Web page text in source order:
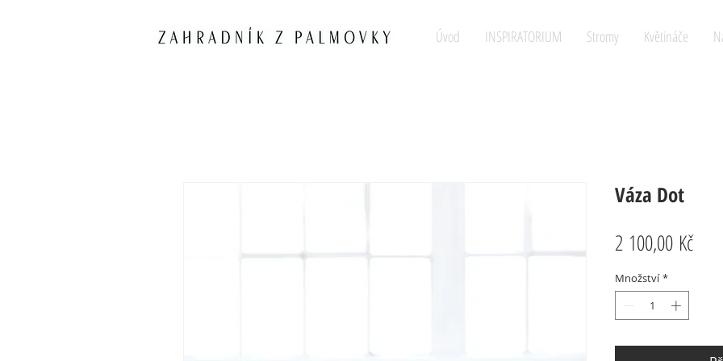
Úvod INSPIRATORIUM Stromy Květináče
Váza Dot
2 100,00 KčCena
Množství *